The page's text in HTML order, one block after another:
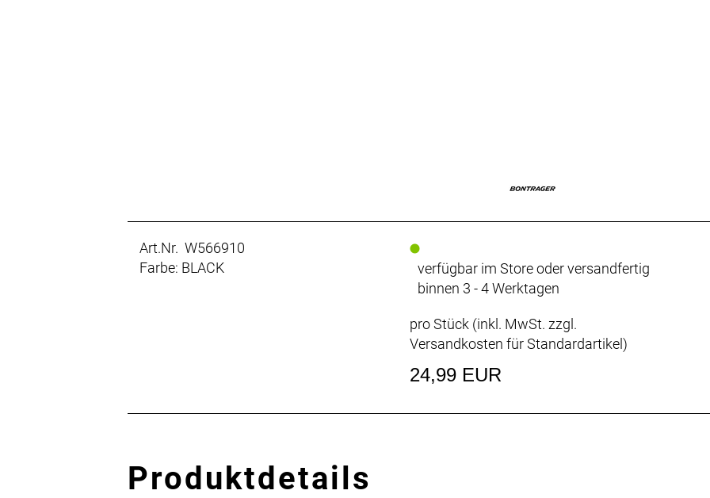
Art.Nr. W566910
Farbe: BLACK
verfügbar im Store oder versandfertig
binnen 3 - 4 Werktagen
pro Stück (inkl. MwSt. zzgl.
Versandkosten für Standardartikel)
24,99 EUR
Produktdetails